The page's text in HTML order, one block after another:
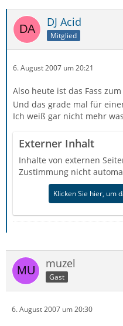
DJ Acid
Mitglied
6. August 2007 um 20:21
Also heute ist das Fass
Und das grade mal für
Ich weiß gar nicht mehr
Externer Inhalt
Inhalte von externen
Zustimmung nicht
Klicken Sie hier, um
muzel
Gast
6. August 2007 um 20:30